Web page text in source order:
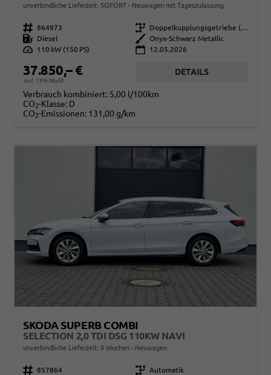
unverbindliche Lieferzeit: SOFORT Neuwagen mit Tageszulassung
Fahrzeugnr. 864973 Getriebe
Kraftstoff
Diesel Außenfarbe
Onyx-Schwarz Metallic
Leistung
110 kW (150 PS) 12.05.2026
37.850,– €
incl. 19% MwSt.
DETAILS
Verbrauch kombiniert: 5,00 l/100km
CO2-Klasse: D
CO2-Emissionen: 131,00 g/km
SKODA SUPERB COMBI
SELECTION 2,0 TDI DSG 110KW NAVI
unverbindliche Lieferzeit: 9 Wochen Neuwagen
Fahrzeugnr. 857864 Getriebe Automatik